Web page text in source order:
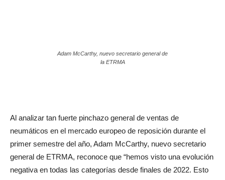
Adam McCarthy, nuevo secretario general de
la ETRMA
Al analizar tan fuerte pinchazo general de ventas de
neumáticos en el mercado europeo de reposición durante el
primer semestre del año, Adam McCarthy, nuevo secretario
general de ETRMA, reconoce que “hemos visto una evolución
negativa en todas las categorías desde finales de 2022. Esto